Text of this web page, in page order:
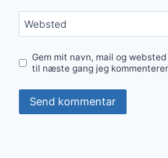
Websted
Gem mit navn, mail og
til næste gang jeg